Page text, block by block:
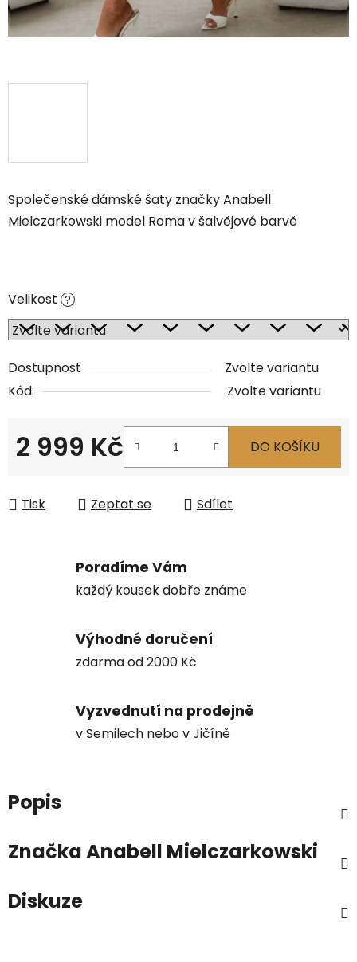
Společenské dámské šaty značky Anabell
Mielczarkowski model Roma v šalvějové barvě
Velikost ?
Dostupnost
Zvolte variantu
Kód:
Zvolte variantu
2 999 Kč DO KOŠÍKU
Tisk Zeptat se Sdílet
Poradíme Vám
každý kousek dobře známe
Výhodné doručení
zdarma od 2000 Kč
Vyzvednutí na prodejně
v Semilech nebo v Jičíně
Popis
ZnačkaAnabell Mielczarkowski
Diskuze